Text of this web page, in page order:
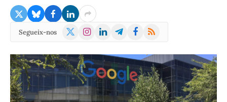
Segueix-nos
X
Instagram
LinkedInTelegramFacebook
RSS